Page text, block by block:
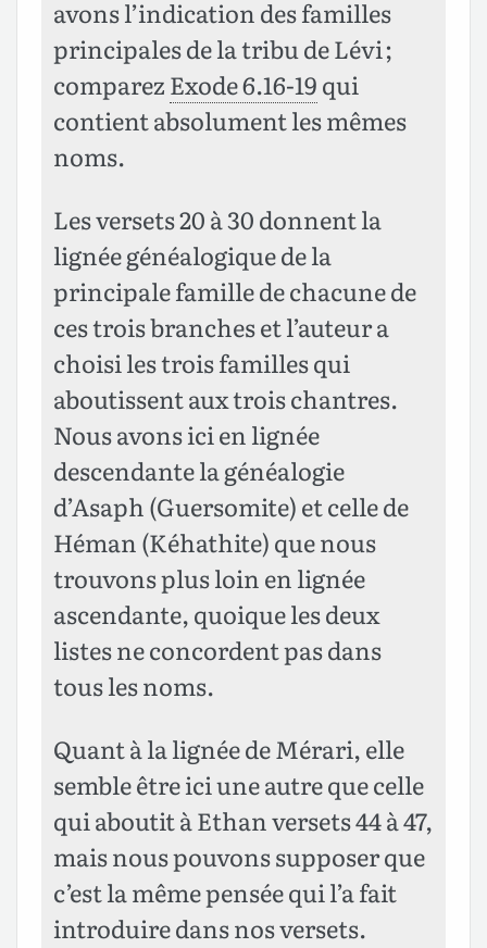
avons l’indication des familles
principales de la tribu de Lévi ;
comparezExode 6.16-19qui
contient absolument les mêmes
noms.
Les versets 20 à 30 donnent la
lignée généalogique de la
principale famille de chacune de
ces trois branches et l’auteur a
choisi les trois familles qui
aboutissent aux trois chantres.
Nous avons ici en lignée
descendante la généalogie
d’Asaph (Guersomite) et celle de
Héman (Kéhathite) que nous
trouvons plus loin en lignée
ascendante, quoique les deux
listes ne concordent pas dans
tous les noms.
Quant à la lignée de Mérari, elle
semble être ici une autre que celle
qui aboutit à Ethan versets 44 à 47,
mais nous pouvons supposer que
c’est la même pensée qui l’a fait
introduire dans nos versets.